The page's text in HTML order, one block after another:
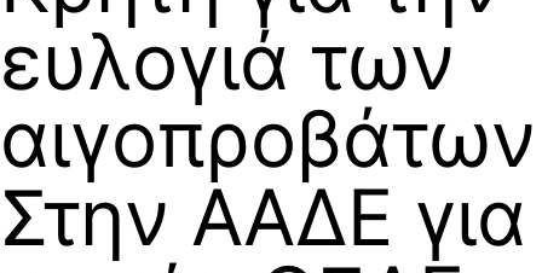
ευλογιά των
αιγοπροβάτων
Στην ΑΑΔΕ για